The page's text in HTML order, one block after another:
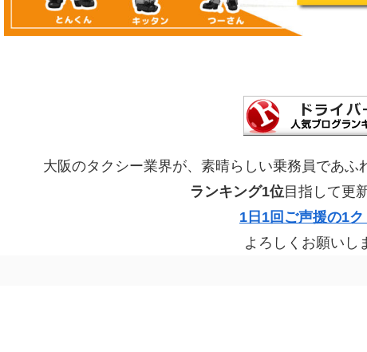
大阪のタクシー業界が、素晴らしい乗務員であふ
ランキング1位目指して更
1日1回ご声援の1ク
よろしくお願いし